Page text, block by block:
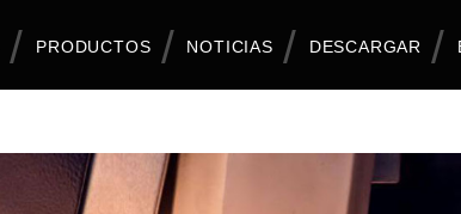
PRODUCTOS NOTICIAS DESCARGAR